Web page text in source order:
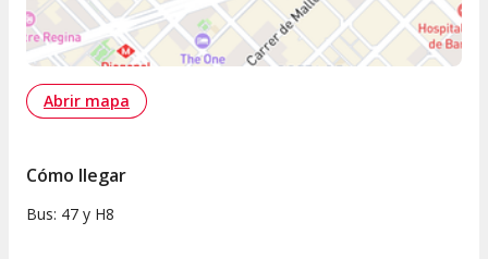
Abrir mapa
Cómo llegar
Bus: 47 y H8